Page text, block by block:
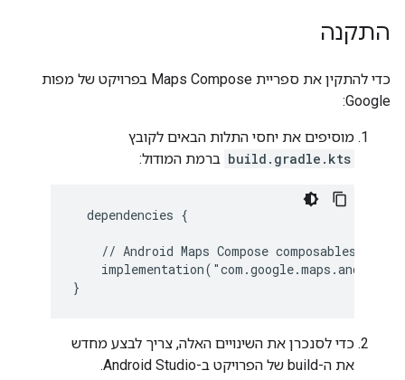
התקנה
כדי להתקין את ספריית Maps Compose בפרויקט של מפות
Google:
מוסיפים את יחסי התלות הבאים לקובץ
build.gradle.kts ברמת המודול:
dependencies {
// Android Maps Compose composables for
}
כדי לסנכרן את השינויים האלה, צריך לבצע מחדש
את ה-build של הפרויקט ב-Android Studio.